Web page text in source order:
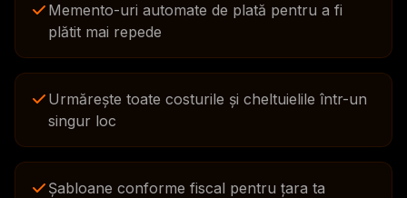
Memento-uri automate de plată pentru a fi
plătit mai repede
Urmărește toate costurile și cheltuielile într-un
singur loc
Șabloane conforme fiscal pentru țara ta